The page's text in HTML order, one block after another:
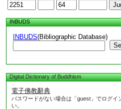
INBUDS
INBUDS(Bibliographic Database)
Digital Dictionary of Buddhism
電子佛教辭典
パスワードがない場合は「guest」でログイ
い。